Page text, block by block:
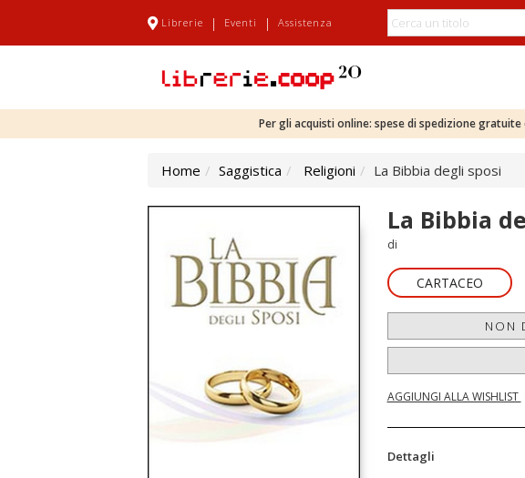
Librerie | Eventi | Assistenza
Per gli acquisti online: spese di spedizione
Home Saggistica Religioni La Bibbia degli sposi
La Bibbia
di
CARTACEO
NON
AGGIUNGI ALLA WISHLIST
Dettagli